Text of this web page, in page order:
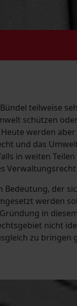
teilweise
schützen
werden
und das
in weiten
der
werden
in
nicht
zu bringen